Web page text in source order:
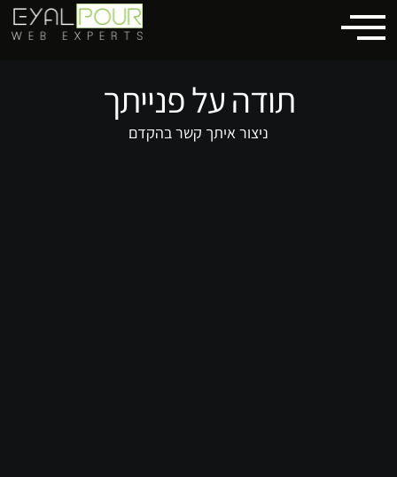
לתוכן
תודה על פנייתך
ניצור איתך קשר בהקדם